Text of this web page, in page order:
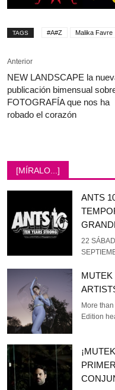
TAGS #A#Z Malika Favre
Anterior
NEW LANDSCAPE la
publicación bimensual
FOTOGRAFÍA que nos ha
robado el corazón
[MÍRALO...]
ANTS
22
MUTEK
More
Edition